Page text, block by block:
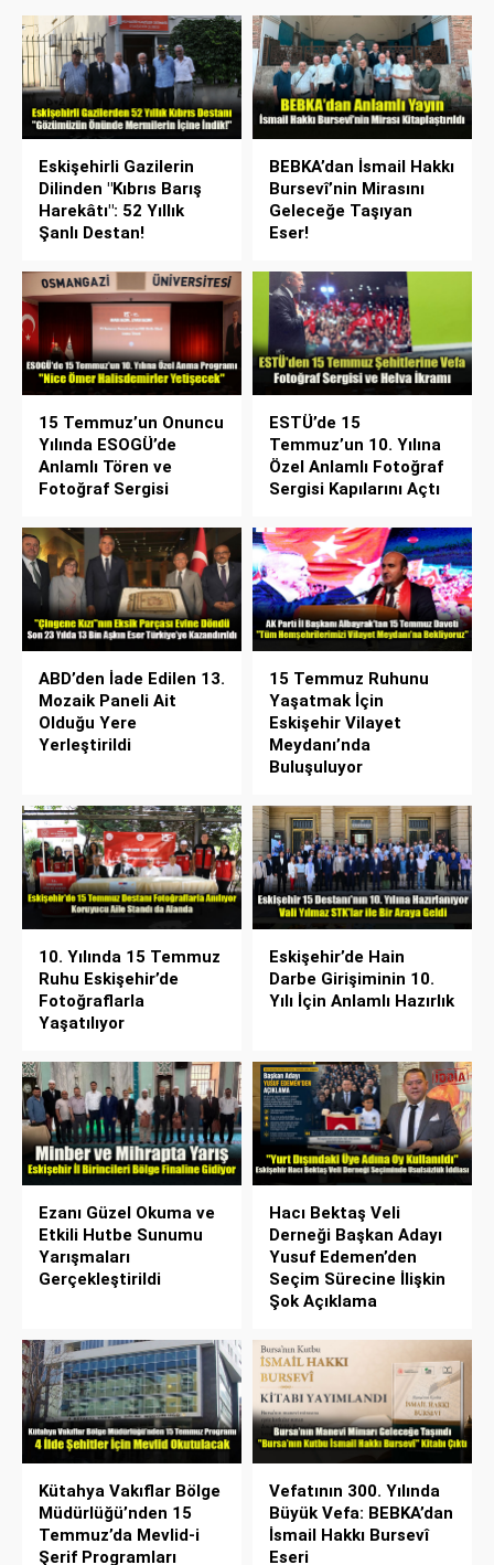
Eskişehirli Gazilerin
Dilinden "Kıbrıs Barış
Harekâtı": 52 Yıllık
Şanlı Destan!
BEBKA’dan İsmail Hakkı
Bursevî’nin Mirasını
Geleceğe Taşıyan
Eser!
15 Temmuz’un Onuncu
Yılında ESOGÜ’de
Anlamlı Tören ve
Fotoğraf Sergisi
ESTÜ’de 15
Temmuz’un 10. Yılına
Özel Anlamlı Fotoğraf
Sergisi Kapılarını Açtı
ABD’den İade Edilen 13.
Mozaik Paneli Ait
Olduğu Yere
Yerleştirildi
15 Temmuz Ruhunu
Yaşatmak İçin
Eskişehir Vilayet
Meydanı’nda
Buluşuluyor
10. Yılında 15 Temmuz
Ruhu Eskişehir’de
Fotoğraflarla
Yaşatılıyor
Eskişehir’de Hain
Darbe Girişiminin 10.
Yılı İçin Anlamlı Hazırlık
Ezanı Güzel Okuma ve
Etkili Hutbe Sunumu
Yarışmaları
Gerçekleştirildi
Hacı Bektaş Veli
Derneği Başkan Adayı
Yusuf Edemen’den
Seçim Sürecine İlişkin
Şok Açıklama
Kütahya Vakıflar Bölge
Müdürlüğü’nden 15
Temmuz’da Mevlid-i
Şerif Programları
Vefatının 300. Yılında
Büyük Vefa: BEBKA’dan
İsmail Hakkı Bursevî
Eseri